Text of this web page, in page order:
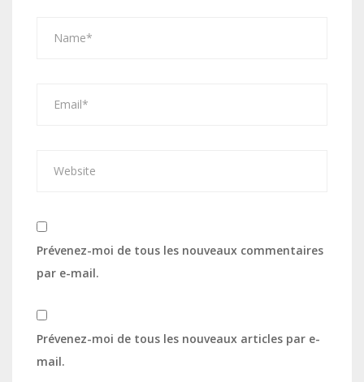
Prévenez-moi de tous les nouveaux commentaires
par e-mail.
Prévenez-moi de tous les nouveaux articles par e-
mail.